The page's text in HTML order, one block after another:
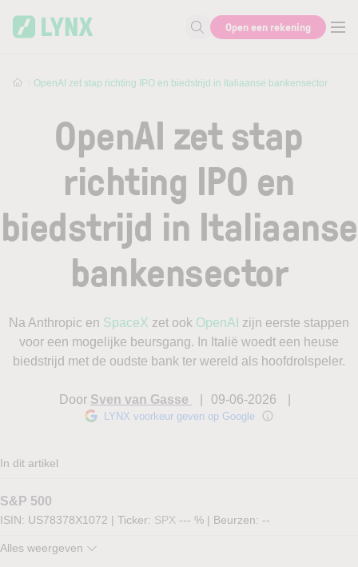
Zoek naar informatie
Open een rekening
OpenAI zet stap richting IPO en biedstrijd in Italiaanse bankensector
OpenAI zet stap
richting IPO en
biedstrijd in Italiaanse
bankensector
Na Anthropic en SpaceX zet ook OpenAI zijn eerste stappen
voor een mogelijke beursgang. In Italië woedt een heuse
biedstrijd met de oudste bank ter wereld als hoofdrolspeler.
Door Sven van Gasse 09-06-2026
LYNX voorkeur geven op Google
In dit artikel
S&P 500
ISIN: US78378X1072 | Ticker: SPX --- % | Beurzen: --
Alles weergeven